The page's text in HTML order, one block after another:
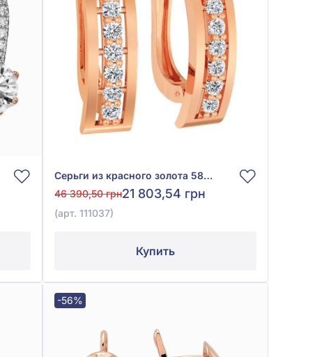
Серьги из красного золота 585° с фианитом, арт. 111037
46 390,50 грн21 803,54 грн
(арт. 111037)
Купить
-56%